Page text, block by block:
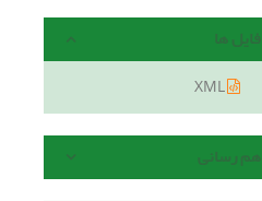
فایل ها
XML
هم رسانی